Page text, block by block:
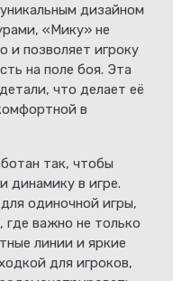
дизайном
«Мику» не
и позволяет игроку
на поле боя. Эта
что делает её
в
так, чтобы
динамику в игре.
одиночной игры,
важно не только
линии и яркие
для игроков,